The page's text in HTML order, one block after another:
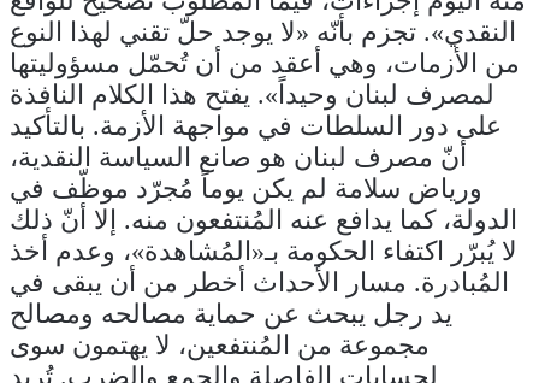
النقدي». تجزم بأنّه «لا يوجد حلّ تقني لهذا النوع
من الأزمات، وهي أعقد من أن تُحمّل مسؤوليتها
لمصرف لبنان وحيداً». يفتح هذا الكلام النافذة
على دور السلطات في مواجهة الأزمة. بالتأكيد
أنّ مصرف لبنان هو صانع السياسة النقدية،
ورياض سلامة لم يكن يوماً مُجرّد موظّف في
الدولة، كما يدافع عنه المُنتفعون منه. إلا أنّ ذلك
لا يُبرّر اكتفاء الحكومة بـ«المُشاهدة»، وعدم أخذ
المُبادرة. مسار الأحداث أخطر من أن يبقى في
يد رجل يبحث عن حماية مصالحه ومصالح
مجموعة من المُنتفعين، لا يهتمون سوى
لحسابات الفاصلة والجمع والضرب. تُريد